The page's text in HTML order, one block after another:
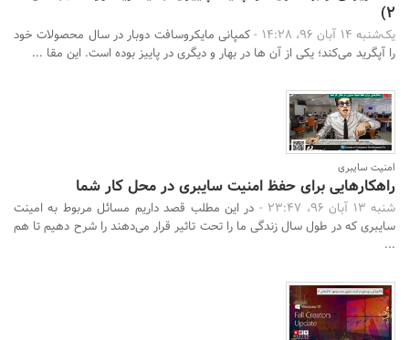
2)
یک‌شنبه 14 آبان 96، 14:28 -
کمپانی مایکروسافت دوبار در سال محصولات خود
را آپگرید می‌کند؛ یکی از آن ها در بهار و دیگری در پاییز بوده است. این مقا ...
امنیت سایبری
راهکارهایی برای حفظ امنیت سایبری در محل کار شما
شنبه 13 آبان 96، 23:47 -
در این مطلب قصد داریم مسائل مربوط به امینت
سایبری که در طول سال زندگی ما را تحت تاثیر قرار می‌دهند را شرح دهیم تا هم
...